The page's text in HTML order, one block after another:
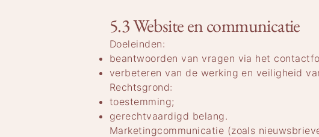
5.3 Website en communicatie
Doeleinden:
beantwoorden van vragen via het
verbeteren van de werking en veiligheid
Rechtsgrond:
toestemming;
gerechtvaardigd belang.
Marketingcommunicatie (zoals